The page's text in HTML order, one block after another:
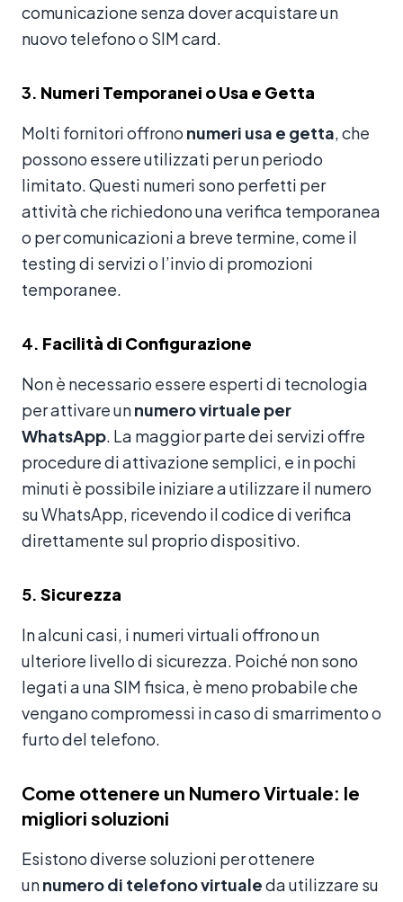
comunicazione senza dover acquistare un
nuovo telefono o SIM card.
3. Numeri Temporanei o Usa e Getta
Molti fornitori offrono numeri usa e getta , che
possono essere utilizzati per un periodo
limitato. Questi numeri sono perfetti per
attività che richiedono una verifica temporanea
o per comunicazioni a breve termine, come il
testing di servizi o l’invio di promozioni
temporanee.
4. Facilità di Configurazione
Non è necessario essere esperti di tecnologia
per attivare unnumero virtuale per
WhatsApp . La maggior parte dei servizi offre
procedure di attivazione semplici, e in pochi
minuti è possibile iniziare a utilizzare il numero
su WhatsApp, ricevendo il codice di verifica
direttamente sul proprio dispositivo.
5. Sicurezza
In alcuni casi, i numeri virtuali offrono un
ulteriore livello di sicurezza. Poiché non sono
legati a una SIM fisica, è meno probabile che
vengano compromessi in caso di smarrimento o
furto del telefono.
Come ottenere un Numero Virtuale: le
migliori soluzioni
Esistono diverse soluzioni per ottenere
unnumero di telefono virtualeda utilizzare su